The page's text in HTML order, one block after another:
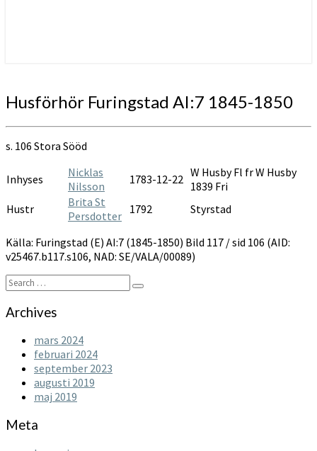
Husförhör
Furingstad
AI:7
1845-
1850
Husförhör Furingstad AI:7 1845-1850
s. 106 Stora Sööd
Inhyses
Nicklas
Nilsson
1783-12-22 W Husby Fl fr W Husby
1839 Fri
Hustr
Brita St
Persdotter 1792 Styrstad
Källa: Furingstad (E) AI:7 (1845-1850) Bild 117 / sid 106 (AID:
v25467.b117.s106, NAD: SE/VALA/00089)
Search
for:
Search
Archives
mars 2024
februari 2024
september 2023
augusti 2019
maj 2019
Meta